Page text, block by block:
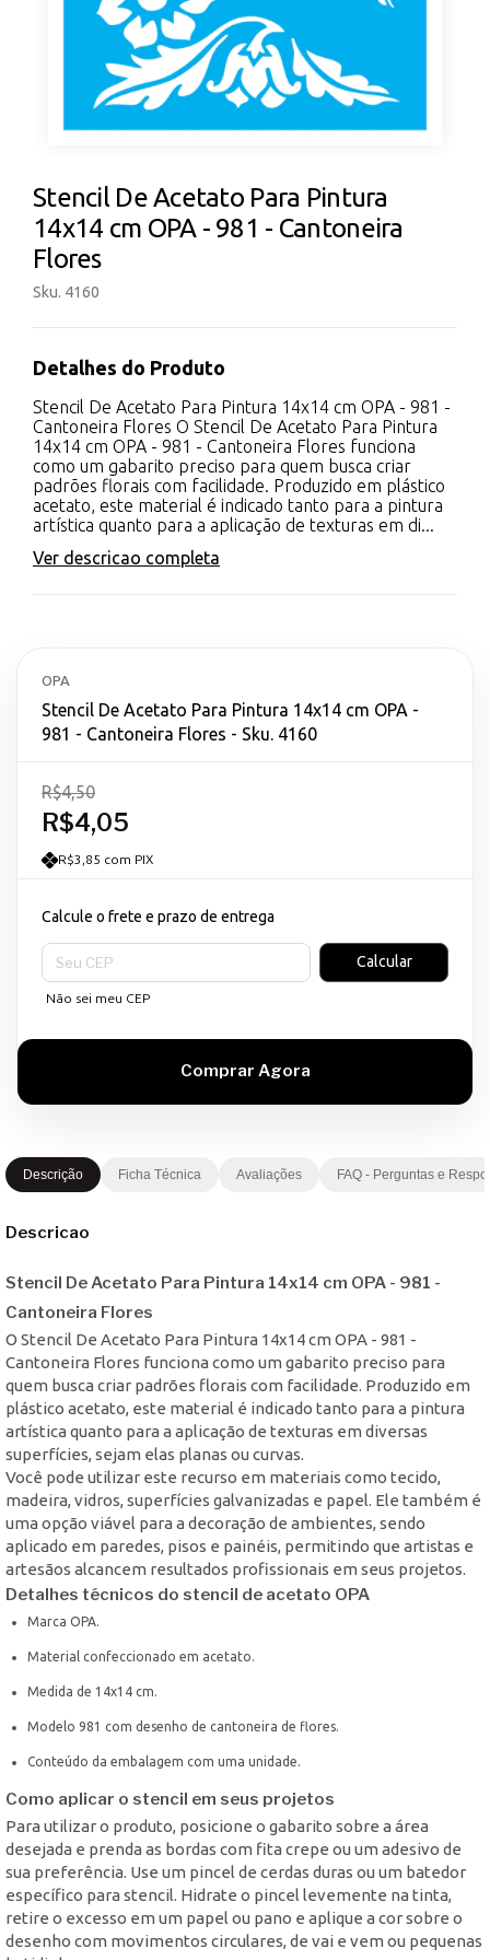
Stencil De Acetato Para Pintura
14x14 cm OPA - 981 - Cantoneira
Flores
Sku. 4160
Detalhes do Produto
Stencil De Acetato Para Pintura 14x14 cm OPA - 981 -
Cantoneira Flores O Stencil De Acetato Para Pintura
14x14 cm OPA - 981 - Cantoneira Flores funciona
como um gabarito preciso para quem busca criar
padrões florais com facilidade. Produzido em plástico
acetato, este material é indicado tanto para a pintura
artística quanto para a aplicação de texturas em di...
Ver descricao completa
OPA
Stencil De Acetato Para Pintura 14x14 cm OPA -
981 - Cantoneira Flores - Sku. 4160
R$4,05
R$4,50
R$3,85 com PIX
Calcule o frete e prazo de entrega
Entregas para o CEP:
Calcular
Não sei meu CEP
Descrição Ficha Técnica Avaliações FAQ - Perguntas e
Descricao
Stencil De Acetato Para Pintura 14x14 cm OPA - 981 -
Cantoneira Flores
O Stencil De Acetato Para Pintura 14x14 cm OPA - 981 -
Cantoneira Flores funciona como um gabarito preciso para
quem busca criar padrões florais com facilidade. Produzido em
plástico acetato, este material é indicado tanto para a pintura
artística quanto para a aplicação de texturas em diversas
superfícies, sejam elas planas ou curvas.
Você pode utilizar este recurso em materiais como tecido,
madeira, vidros, superfícies galvanizadas e papel. Ele também é
uma opção viável para a decoração de ambientes, sendo
aplicado em paredes, pisos e painéis, permitindo que artistas e
artesãos alcancem resultados profissionais em seus projetos.
Detalhes técnicos do stencil de acetato OPA
Marca OPA.
Material confeccionado em acetato.
Medida de 14x14 cm.
Modelo 981 com desenho de cantoneira de flores.
Conteúdo da embalagem com uma unidade.
Como aplicar o stencil em seus projetos
Para utilizar o produto, posicione o gabarito sobre a área
desejada e prenda as bordas com fita crepe ou um adesivo de
sua preferência. Use um pincel de cerdas duras ou um batedor
específico para stencil. Hidrate o pincel levemente na tinta,
retire o excesso em um papel ou pano e aplique a cor sobre o
desenho com movimentos circulares, de vai e vem ou pequenas